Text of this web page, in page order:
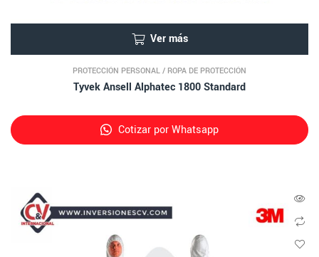
Ver más
PROTECCIÓN PERSONAL / ROPA DE PROTECCIÓN
Tyvek Ansell Alphatec 1800 Standard
Cotizar por Whatsapp